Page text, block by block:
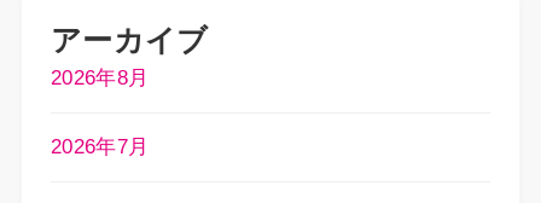
アーカイブ
2026年8月
2026年7月